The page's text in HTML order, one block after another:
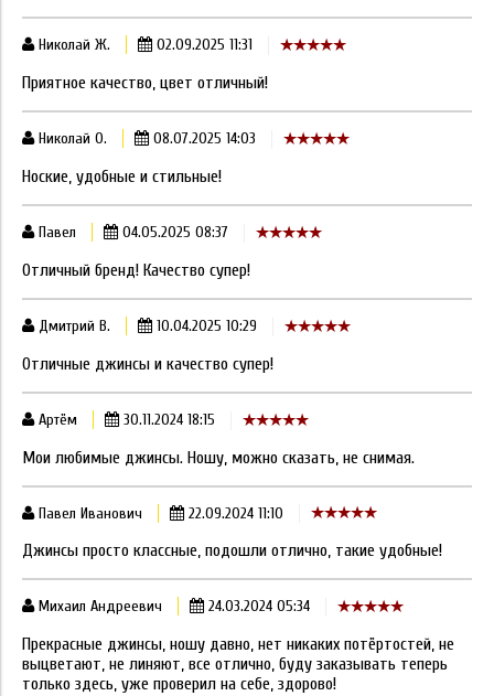
Николай Ж. 02.09.2025 11:31
Приятное качество, цвет отличный!
Николай О. 08.07.2025 14:03
Ноские, удобные и стильные!
Павел 04.05.2025 08:37
Отличный бренд! Качество супер!
Дмитрий В. 10.04.2025 10:29
Отличные джинсы и качество супер!
Артём 30.11.2024 18:15
Мои любимые джинсы. Ношу, можно сказать, не снимая.
Павел Иванович 22.09.2024 11:10
Джинсы просто классные, подошли отлично, такие удобные!
Михаил Андреевич 24.03.2024 05:34
Прекрасные джинсы, ношу давно, нет никаких потёртостей, не
выцветают, не линяют, все отлично, буду заказывать теперь
только здесь, уже проверил на себе, здорово!